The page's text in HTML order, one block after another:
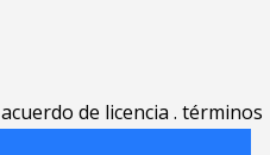
acuerdo de licencia . términos